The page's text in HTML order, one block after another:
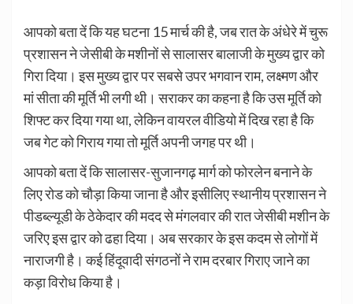
आपको बता दें कि यह घटना 15 मार्च की है, जब रात के अंधेरे में चुरू
प्रशासन ने जेसीबी के मशीनों से सालासर बालाजी के मुख्य द्वार को
गिरा दिया। इस मुख्य द्वार पर सबसे उपर भगवान राम, लक्ष्मण और
मां सीता की मूर्ति भी लगी थी। सराकर का कहना है कि उस मूर्ति को
शिफ्ट कर दिया गया था, लेकिन वायरल वीडियो में दिख रहा है कि
जब गेट को गिराय गया तो मूर्ति अपनी जगह पर थी।
आपको बता दें कि सालासर-सुजानगढ़ मार्ग को फोरलेन बनाने के
लिए रोड को चौड़ा किया जाना है और इसीलिए स्थानीय प्रशासन ने
पीडब्ल्यूडी के ठेकेदार की मदद से मंगलवार की रात जेसीबी मशीन के
जरिए इस द्वार को ढहा दिया। अब सरकार के इस कदम से लोगों में
नाराजगी है। कई हिंदूवादी संगठनों ने राम दरबार गिराए जाने का
कड़ा विरोध किया है।